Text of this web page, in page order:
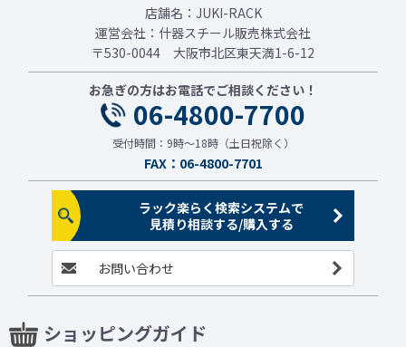
店舗名：JUKI-RACK
運営会社：什器スチール販売株式会社
〒530-0044 大阪市北区東天満1-6-12
お急ぎの方はお電話でご相談ください！
06-4800-7700
受付時間：9時～18時（土日祝除く）
FAX：06-4800-7701
ラック楽らく検索システムで
見積り相談する/購入する
お問い合わせ
ショッピングガイド